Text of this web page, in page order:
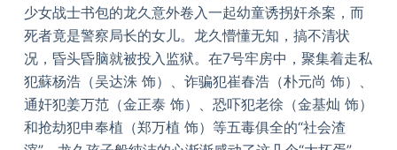
少女战士书包的龙久意外卷入一起幼童诱拐奸杀案，而
死者竟是警察局长的女儿。龙久懵懂无知，搞不清状
况，昏头昏脑就被投入监狱。在7号牢房中，聚集着走私
犯蘇杨浩（吴达洙 饰）、诈骗犯崔春浩（朴元尚 饰）、
通奸犯姜万范（金正泰 饰）、恐吓犯老徐（金基灿 饰）
和抢劫犯申奉植（郑万植 饰）等五毒俱全的“社会渣